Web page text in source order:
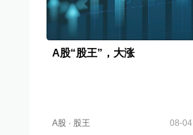
A股“股王”，大涨
A股 · 股王 08-04